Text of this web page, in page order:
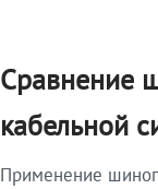
Сравнение
кабельной
Применение